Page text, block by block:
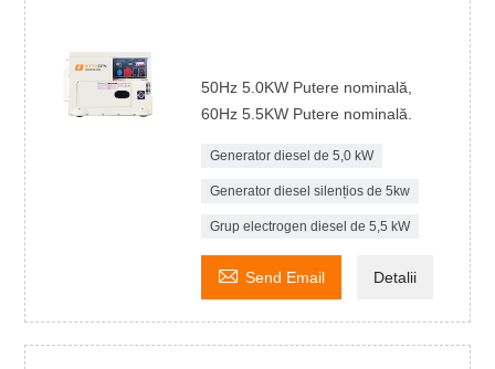
50Hz 5.0KW Putere nominală,
60Hz 5.5KW Putere nominală.
Generator diesel de 5,0 kW
Generator diesel silențios de 5kw
Grup electrogen diesel de 5,5 kW
 Send Email Detalii